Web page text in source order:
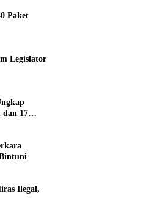
Paket
Legislator
dan 17
Ilegal,